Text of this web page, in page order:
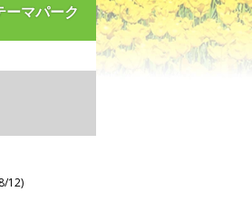
ーマパーク
12)